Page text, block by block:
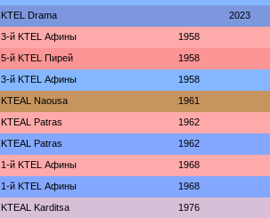
KTEL Drama 2023
3-й KTEL Афины 1958
5-й KTEL Пирей 1958
3-й KTEL Афины 1958
KTEAL Naousa 1961
KTEAL Patras 1962
KTEAL Patras 1962
1-й KTEL Афины 1968
1-й KTEL Афины 1968
KTEAL Karditsa 1976